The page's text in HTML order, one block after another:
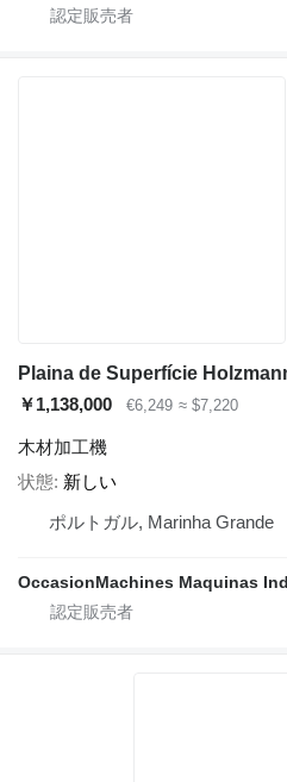
Plaina de Superfície
￥1,138,000
€6,249 ≈ $7,220
木材加工機
状態 新しい
ポルトガル, Marinha Grande
OccasionMachines Maquinas